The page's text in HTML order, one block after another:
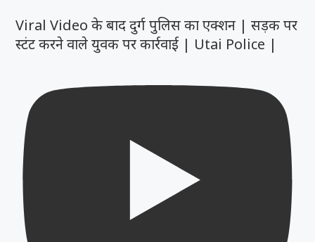
Viral Video के बाद दुर्ग पुलिस का एक्शन | सड़क पर
स्टंट करने वाले युवक पर कार्रवाई | Utai Police |